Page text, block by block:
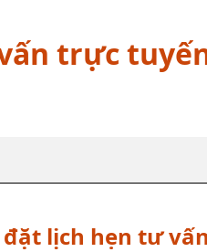
trực
lịch hẹn tư